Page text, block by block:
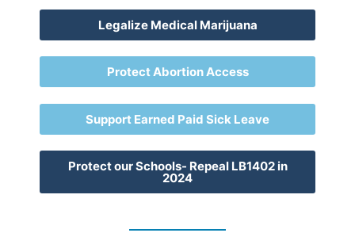
Legalize Medical Marijuana
Protect Abortion Access
Support Earned Paid Sick Leave
Protect our Schools- Repeal LB1402 in
2024